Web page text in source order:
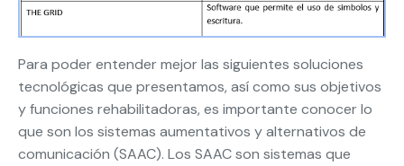
Para poder entender mejor las siguientes soluciones
tecnológicas que presentamos, así como sus objetivos
y funciones rehabilitadoras, es importante conocer lo
que son los sistemas aumentativos y alternativos de
comunicación (SAAC). Los SAAC son sistemas que